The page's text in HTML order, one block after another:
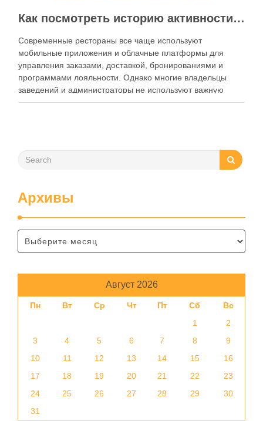
Как посмотреть историю активности приложения для ресторана и зачем это нужно бизнесу
Современные рестораны все чаще используют
мобильные приложения и облачные платформы для
управления заказами, доставкой, бронированиями и
программами лояльности. Однако многие владельцы
заведений и администраторы не используют важную
функцию — просмотр истории активности приложения.
Архивы
Август 2026
Пн Вт Ср Чт Пт Сб
Вс
1
2
3
4 5 6 7 8
9
10
11 12 13 14 15
16
17
18 19 20 21 22
23
24
25 26 27 28 29
30
31